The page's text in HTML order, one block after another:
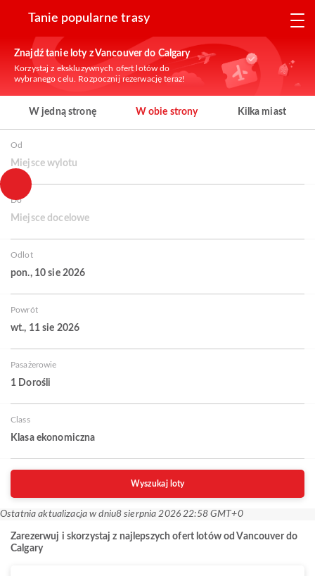
Tanie popularne trasy
Znajdź tanie loty z Vancouver do Calgary
Korzystaj z ekskluzywnych ofert lotów do
wybranego celu. Rozpocznij rezerwację teraz!
W jedną stronę W obie strony Kilka miast
Od
Miejsce wylotu
Do
Miejsce docelowe
Odlot
pon., 10 sie 2026
Powrót
wt., 11 sie 2026
Pasażerowie
1 Dorośli
Class
Klasa ekonomiczna
Wyszukaj loty
Ostatnia aktualizacja w dniu8 sierpnia 2026 22:58 GMT+0
Zarezerwuj i skorzystaj z najlepszych ofert lotów od Vancouver do
Calgary